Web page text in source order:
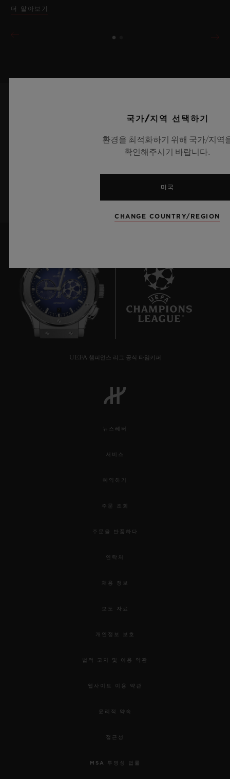
더 알아보기
최신 정보를 수신하겠습니다.
최신 위블로 뉴스를 업데이트 받겠습니다.
7
UEFA 챔피언스 리그 공식 타임키퍼
뉴스레터
서비스
예약하기
주문 조회
주문을 반품하다
연락처
채용 정보
보도 자료
개인정보 보호
법적 고지 및 이용 약관
웹사이트 이용 약관
윤리적 약속
접근성
MSA 투명성 법률
국가/지역 선택하기
환경을 최적화하기 위해 국가/지역
확인해주시기 바랍니다.
미국
CHANGE COUNTRY/REGION